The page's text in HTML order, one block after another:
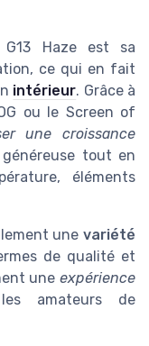
Haze est sa
ce qui en fait
intérieur. Grâce à
ou le Screen of
une croissance
généreuse tout en
éléments
une variété
de qualité et
une expérience
amateurs de